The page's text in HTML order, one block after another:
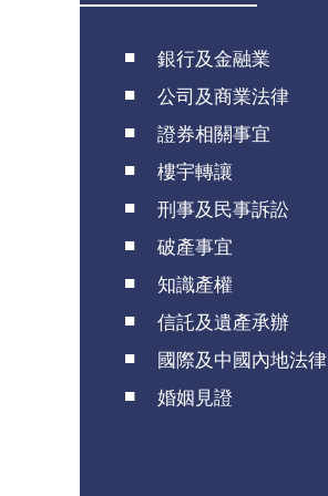
銀行及金融業
公司及商業法律
證券相關事宜
樓宇轉讓
刑事及民事訴訟
破產事宜
知識產權
信託及遺產承辦
國際及中國內地法律
婚姻見證